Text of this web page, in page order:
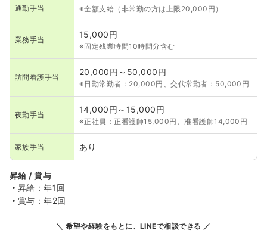
通勤手当 ※全額支給（非常勤の方は上限20,000円）
業務手当
15,000円
※固定残業時間10時間分含む
訪問看護手当
20,000円～50,000円
※日勤常勤者：20,000円、交代常勤者：50,000円
夜勤手当
14,000円～15,000円
※正社員：正看護師15,000円、准看護師14,000円
家族手当 あり
昇給 / 賞与
昇給：年1回
賞与：年2回
希望や経験をもとに、LINEで相談できる